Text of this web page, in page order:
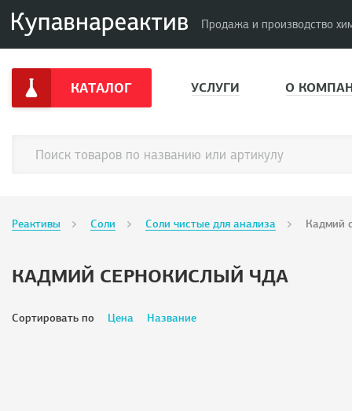
Продажа и производство
КАТАЛОГ УСЛУГИ О
Реактивы Соли Соли чистые для анализа Кадмий
КАДМИЙ СЕРНОКИСЛЫЙ ЧДА
Сортировать по Цена Название